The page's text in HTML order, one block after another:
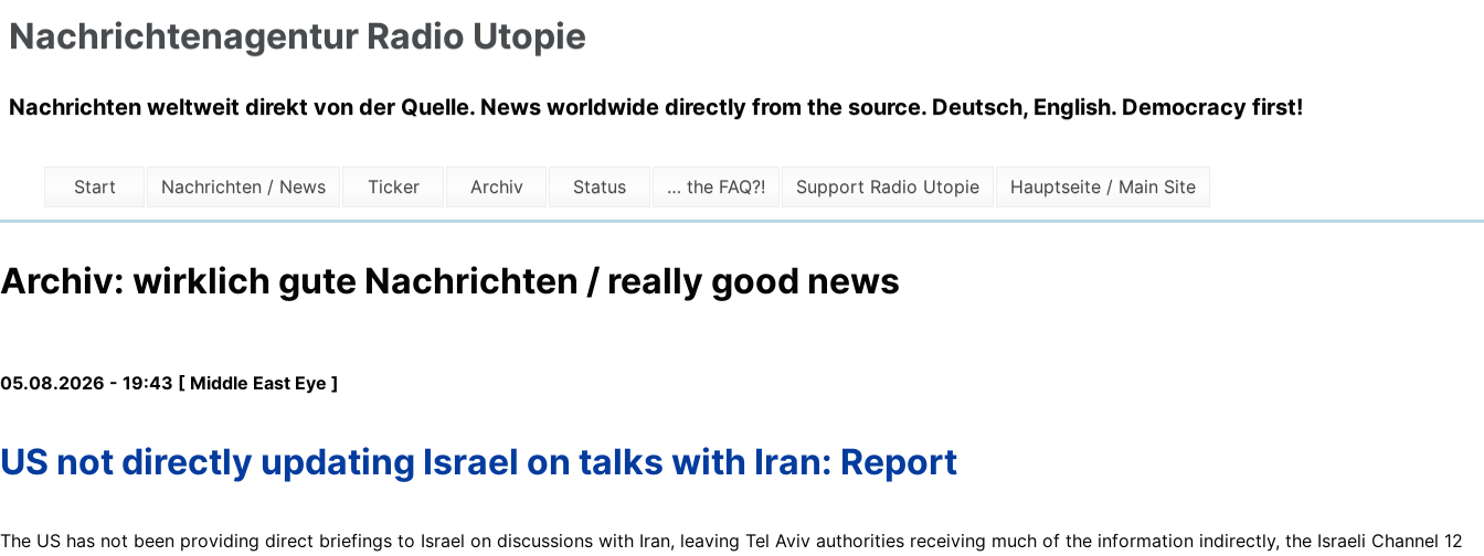
Nachrichtenagentur Radio Utopie
Nachrichten weltweit direkt von der Quelle. News worldwide directly from the source. Deutsch, English. Democracy first!
Start Nachrichten / News Ticker Archiv Status … the FAQ?! Support Radio Utopie Hauptseite / Main Site
Archiv: wirklich gute Nachrichten / really good news
05.08.2026 - 19:43 [ Middle East Eye ]
US not directly updating Israel on talks with Iran: Report
The US has not been providing direct briefings to Israel on discussions with Iran, leaving Tel Aviv authorities receiving much of the information indirectly, the Israeli Channel 12